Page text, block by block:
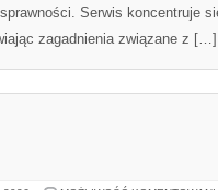
Serwis koncentruje
zagadnienia związane z […]